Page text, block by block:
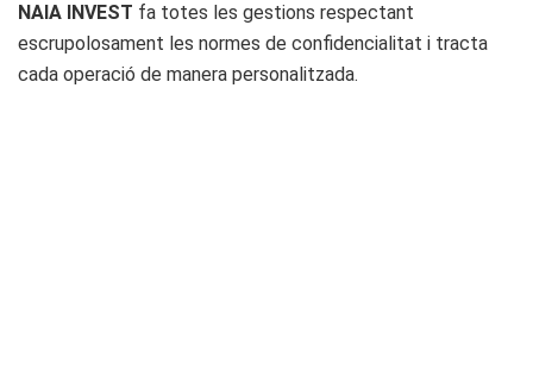
NAIA INVEST fa totes les gestions respectant
escrupolosament les normes de confidencialitat i tracta
cada operació de manera personalitzada.